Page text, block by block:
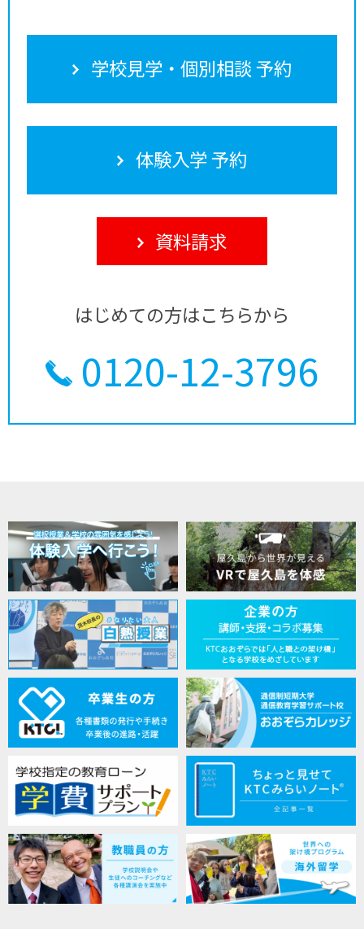
学校見学・個別相談 予約
体験入学 予約
資料請求
はじめての方はこちらから
0120-12-3796